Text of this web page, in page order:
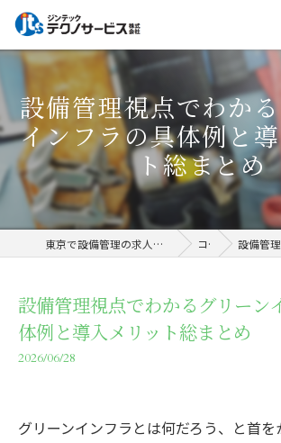
設備管理視点でわか
インフラの具体例と
ト総まとめ
東京で設備管理の求人ならジンテックテクノサービス株式会社 コラム 設備管理視点でわかる
設備管理視点でわかるグリーン
体例と導入メリット総まとめ
2026/06/28
グリーンインフラとは何だろう、と首を